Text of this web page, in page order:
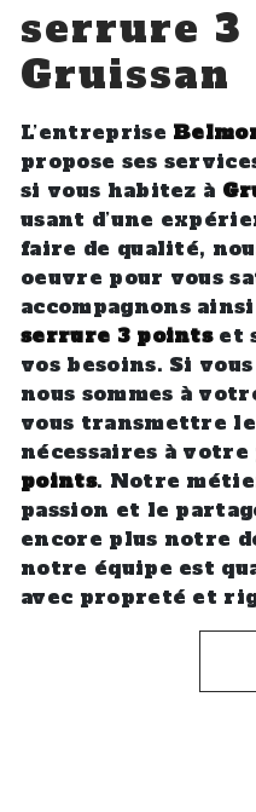
serrure 3
Gruissan
L’entreprise
propose ses
si vous habitez à
usant d’une
faire de qualité,
oeuvre pour vous
accompagnons
serrure 3 pointset
vos besoins. Si
nous sommes à
vous transmettre
nécessaires à
points. Notre
passion et le
encore plus notre
notre équipe est
avec propreté et